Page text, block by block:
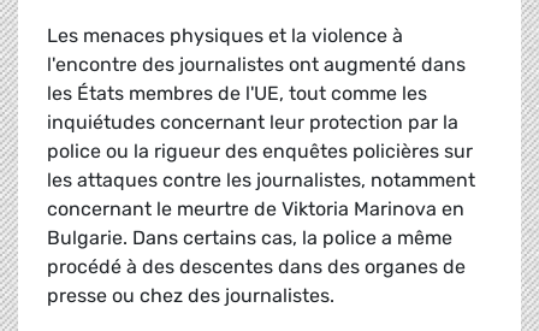
Les menaces physiques et la violence à
l'encontre des journalistes ont augmenté dans
les États membres de l'UE, tout comme les
inquiétudes concernant leur protection par la
police ou la rigueur des enquêtes policières sur
les attaques contre les journalistes, notamment
concernant le meurtre de Viktoria Marinova en
Bulgarie. Dans certains cas, la police a même
procédé à des descentes dans des organes de
presse ou chez des journalistes.